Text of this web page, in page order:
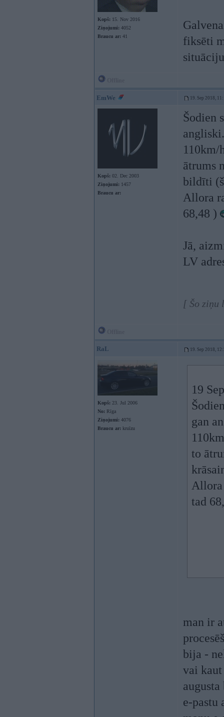
Kopš: 15. Nov 2016
Ziņojumi: 4052
Braucu ar: 41
fiksēti
EmWe 19. Sep 2018,
Kopš: 02. Dec 2003
Ziņojumi: 1457
Braucu ar:
Šodien
110km/
ātrums
bildīti
Allora
68,48 )
Jā,
LV
[ Šo ziņu
RaL 19. Sep 2018,
Kopš: 23. Jul 2006
No: Rīga
Ziņojumi: 4076
Braucu ar: kruīzu
19
gan
to
Allora
tad
man ir
bija -
vai kaut
e-pastu